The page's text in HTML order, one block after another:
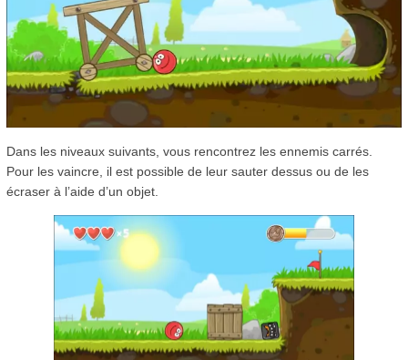
Dans les niveaux suivants, vous rencontrez les ennemis carrés.
Pour les vaincre, il est possible de leur sauter dessus ou de les
écraser à l’aide d’un objet.